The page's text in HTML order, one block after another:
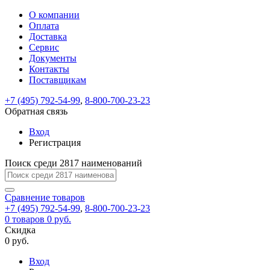
ВходРегистрация
Только
test@example.com
отправлена
по
ней
для
регистрации.
Ок
Только
Запомнить
меня
Забыли
Восстановление
пароля
Заполните
форму.
Мы
отправим
ссылку
на
указанный
электронный
адрес,
перейдя
по
которой
вы
новый
На
вашу
test@test.ru
отправлена
ссылка.
Перейдите
по
для
смены
пароля.
Введите
новый
пароль
Сменить
Пароль
успешно
Войти
Обратная
связь
Сообщение
пользовательского
соглашения
Ваше
сообщение
успешно
О компании
Оплата
Доставка
Сервис
Документы
Контакты
Поставщикам
+7 (495) 792-54-99, 8-800-700-23-23
Обратная связь
Вход
Регистрация
Поиск среди 2817 наименований
Сравнение товаров
+7 (495) 792-54-99, 8-800-700-23-23
0 товаров 0 руб.
Скидка
0 руб.
Вход